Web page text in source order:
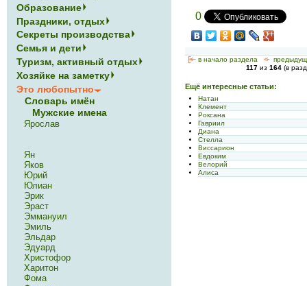
0
[<— в начало раздела <-
117из 164(в
Ещё интересные статьи:
Натан
Клемент
Роксана
Гавриил
Диана
Стелла
Виссарион
Евдоким
Велорий
Алиса
Образование
Праздники, отдых
Секреты производства
Семья и дети
Туризм, активный отдых
Хозяйке на заметку
Это любопытно
Словарь имён
Мужские имена
Ярослав
Ян
Яков
Юрий
Юлиан
Эрик
Эраст
Эммануил
Эмиль
Эльдар
Эдуард
Христофор
Харитон
Фома